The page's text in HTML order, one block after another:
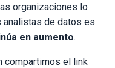
organizaciones lo
analistas de datos es
en aumento.
compartimos el link